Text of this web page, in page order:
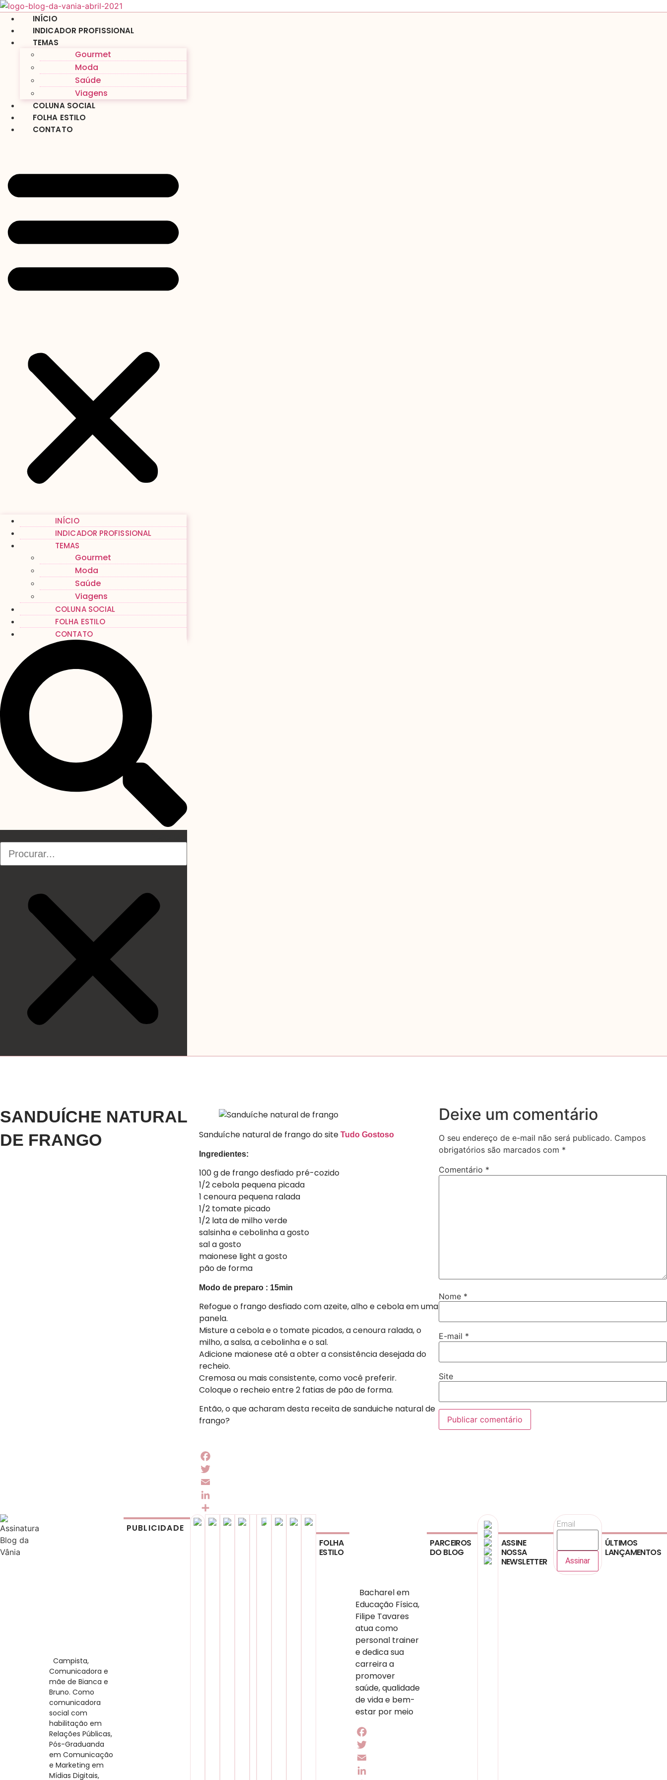
Ir
para
conteúdo
INÍCIO
INDICADOR PROFISSIONAL
TEMAS
Gourmet
Moda
Saúde
Viagens
COLUNA SOCIAL
FOLHA ESTILO
CONTATO
INÍCIO
INDICADOR PROFISSIONAL
TEMAS
Gourmet
Moda
Saúde
Viagens
COLUNA SOCIAL
FOLHA ESTILO
CONTATO
SANDUÍCHE NATURAL
DE FRANGO
Sanduíche natural de frango do site Tudo Gostoso
Ingredientes:
100 g de frango desfiado pré-cozido
1/2 cebola pequena picada
1 cenoura pequena ralada
1/2 tomate picado
1/2 lata de milho verde
salsinha e cebolinha a gosto
sal a gosto
maionese light a gosto
pão de forma
Modo de preparo : 15min
Refogue o frango desfiado com azeite, alho e cebola em uma
panela.
Misture a cebola e o tomate picados, a cenoura ralada, o
milho, a salsa, a cebolinha e o sal.
Adicione maionese até a obter a consistência desejada do
recheio.
Cremosa ou mais consistente, como você preferir.
Coloque o recheio entre 2 fatias de pão de forma.
Então, o que acharam desta receita de sanduiche natural de
frango?
Facebook
Twitter
Email
LinkedIn
Share
Deixe um comentário
O seu endereço de e-mail não será publicado. Campos
obrigatórios são marcados com *
Comentário *
Nome *
E-mail *
Site
​ Campista,
Comunicadora e
mãe de Bianca e
Bruno. Como
comunicadora
social com
habilitação em
Relações Públicas,
Pós-Graduanda
em Comunicação
e Marketing em
Mídias Digitais,
PUBLICIDADE
FOLHA
ESTILO
Bacharel em
Educação Física,
Filipe Tavares
atua como
personal trainer
e dedica sua
carreira a
promover
saúde, qualidade
de vida e bem-
estar por meio
Facebook
Twitter
Email
PARCEIROS
DO BLOG
ASSINE
NOSSA
NEWSLETTER
Email
ÚLTIMOS
LANÇAMENTOS